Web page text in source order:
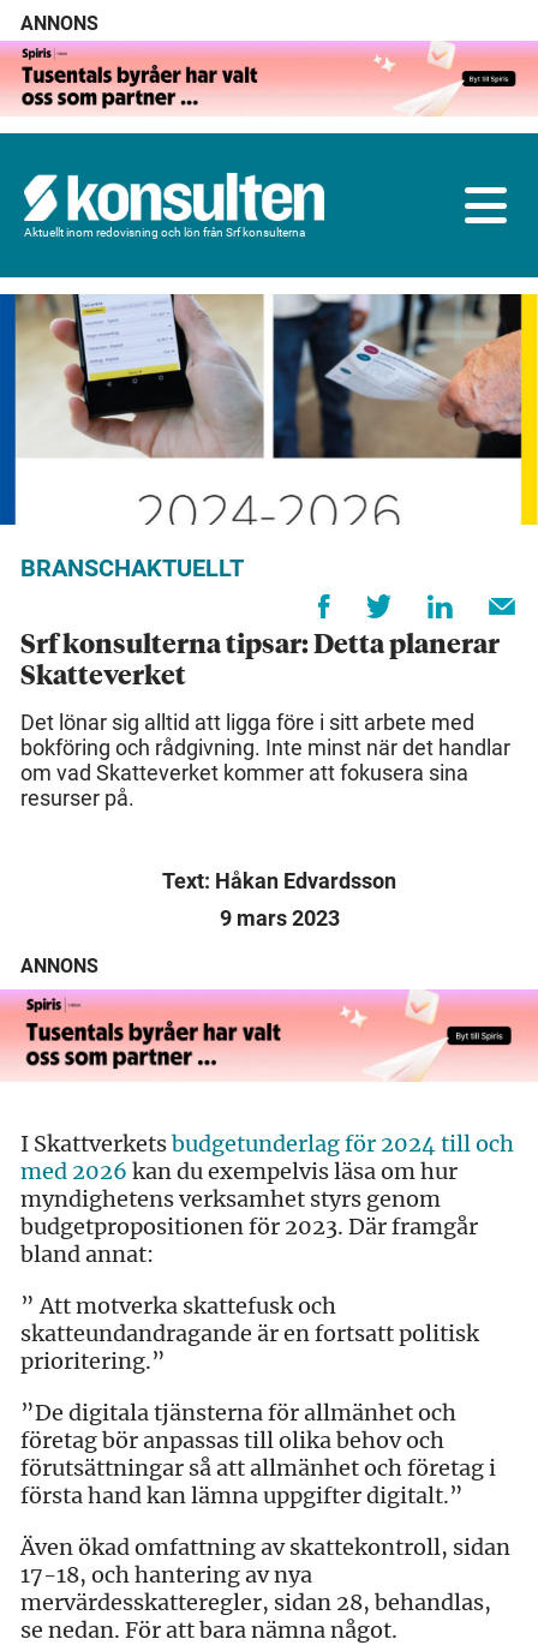
ANNONS
Aktuellt inom redovisning och lön från Srf konsulterna
BRANSCHAKTUELLT
Srf konsulterna tipsar: Detta planerar
Skatteverket
Det lönar sig alltid att ligga före i sitt arbete med
bokföring och rådgivning. Inte minst när det handlar
om vad Skatteverket kommer att fokusera sina
resurser på.
Text: Håkan Edvardsson
9 mars 2023
ANNONS
I Skattverketsbudgetunderlag för 2024 till och
med 2026 kan du exempelvis läsa om hur
myndighetens verksamhet styrs genom
budgetpropositionen för 2023. Där framgår
bland annat:
” Att motverka skattefusk och
skatteundandragande är en fortsatt politisk
prioritering.”
”De digitala tjänsterna för allmänhet och
företag bör anpassas till olika behov och
förutsättningar så att allmänhet och företag i
första hand kan lämna uppgifter digitalt.”
Även ökad omfattning av skattekontroll, sidan
17-18, och hantering av nya
mervärdesskatteregler, sidan 28, behandlas,
se nedan. För att bara nämna något.